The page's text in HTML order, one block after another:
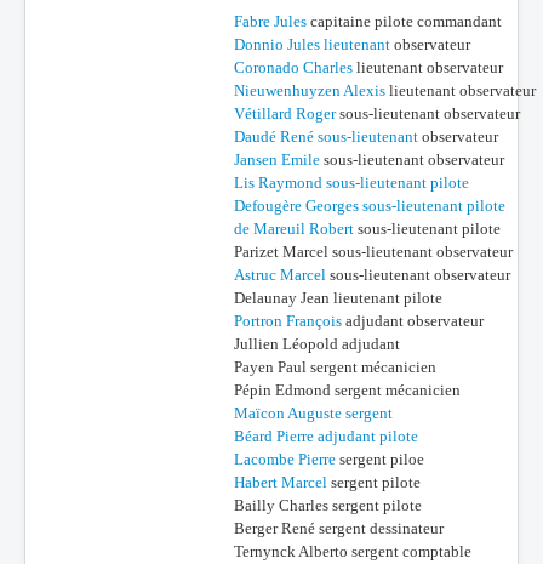
Fabre Jules capitaine pilote commandant
Donnio Jules lieutenant observateur
Coronado Charles lieutenant observateur
Nieuwenhuyzen Alexis lieutenant observateur
Vétillard Rogersous-lieutenant observateur
Daudé René sous-lieutenant observateur
Jansen Emile sous-lieutenant observateur
Lis Raymond sous-lieutenant pilote
Defougère Georges sous-lieutenant pilote
de Mareuil Robert sous-lieutenant pilote
Parizet Marcel sous-lieutenant observateur
Astruc Marcel sous-lieutenant observateur
Delaunay Jean lieutenant pilote
Portron François adjudant observateur
Jullien Léopold adjudant
Payen Paul sergent mécanicien
Pépin Edmond sergent mécanicien
Maïcon Auguste sergent
Béard Pierre adjudant pilote
Lacombe Pierre sergent piloe
Habert Marcel sergent pilote
Bailly Charles sergent pilote
Berger René sergent dessinateur
Ternynck Alberto sergent comptable